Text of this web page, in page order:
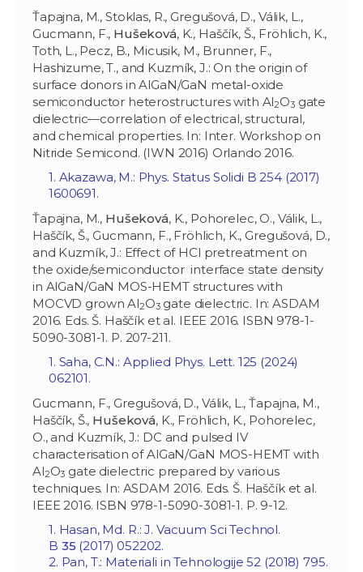
Ťapajna, M., Stoklas, R., Gregušová, D., Válik, L.,
Gucmann, F., Hušeková, K., Haščík, Š., Fröhlich, K.,
Toth, L., Pecz, B., Micusik, M., Brunner, F.,
Hashizume, T., and Kuzmík, J.: On the origin of
surface donors in AlGaN/GaN metal-oxide
semiconductor heterostructures with Al2O3gate
dielectric—correlation of electrical, structural,
and chemical properties. In: Inter. Workshop on
Nitride Semicond. (IWN 2016) Orlando 2016.
1. Akazawa, M.: Phys. Status Solidi B 254 (2017)
1600691.
Ťapajna, M., Hušeková, K., Pohorelec, O., Válik, L.,
Haščík, Š., Gucmann, F., Fröhlich, K., Gregušová, D.,
and Kuzmík, J.: Effect of HCl pretreatment on
the oxide/semiconductor interface state density
in AlGaN/GaN MOS-HEMT structures with
MOCVD grown Al2O3gate dielectric. In: ASDAM
2016. Eds. Š. Haščík et al. IEEE 2016. ISBN 978-1-
5090-3081-1. P. 207-211.
1. Saha, C.N.: Applied Phys. Lett. 125 (2024)
062101.
Gucmann, F., Gregušová, D., Válik, L., Ťapajna, M.,
Haščík, Š., Hušeková, K., Fröhlich, K., Pohorelec,
O., and Kuzmík, J.: DC and pulsed IV
characterisation of AlGaN/GaN MOS-HEMT with
Al2O3 gate dielectric prepared by various
techniques. In: ASDAM 2016. Eds. Š. Haščík et al.
IEEE 2016. ISBN 978-1-5090-3081-1. P. 9-12.
1. Hasan, Md. R.: J. Vacuum Sci Technol.
B 35 (2017) 052202.
2. Pan, T.: Materiali in Tehnologije 52 (2018) 795.